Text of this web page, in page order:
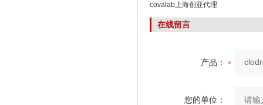
covalab上海创亚代理
在线留言
产品：
您的单位：